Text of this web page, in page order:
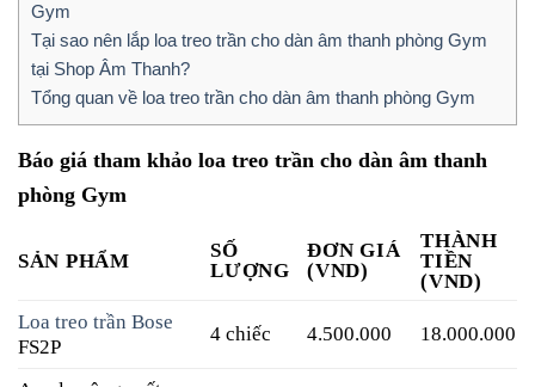
Gym
Tại sao nên lắp loa treo trần cho dàn âm thanh phòng Gym
tại Shop Âm Thanh?
Tổng quan về loa treo trần cho dàn âm thanh phòng Gym
Báo giá tham khảo loa treo trần cho dàn âm thanh
phòng Gym
SẢN PHẨM
SỐ
LƯỢNG
ĐƠN GIÁ
(VND)
THÀNH
TIỀN
(VND)
Loa treo trần Bose
FS2P
4 chiếc 4.500.000 18.000.000